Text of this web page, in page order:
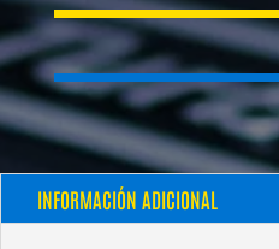
INFORMACIÓN ADICIONAL